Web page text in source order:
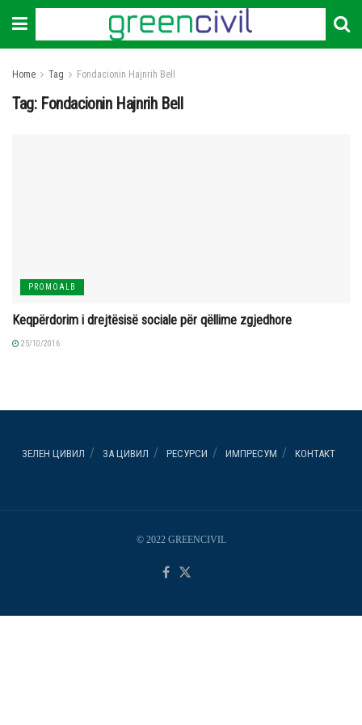
Home Tag Fondacionin Hajnrih Bell
Tag: Fondacionin Hajnrih Bell
PROMOALB
Keqpërdorim i drejtësisë sociale për qëllime zgjedhore
25/10/2016
ЗЕЛЕН ЦИВИЛ ЗА ЦИВИЛ РЕСУРСИ ИМПРЕСУМ КОНТАКТ
© 2022 GREENCIVIL